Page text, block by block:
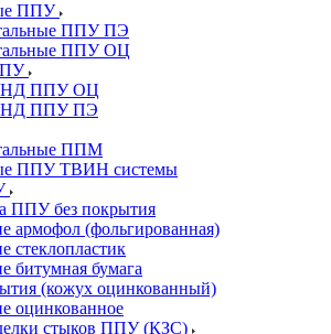
ППУ
ППУ ПЭ
ППУ ОЦ
ППУ ОЦ
ППУ ПЭ
ППМ
ППУ ТВИН системы
ППУ без покрытия
армофол (фольгированная)
стеклопластик
битумная бумага
(кожух оцинкованный)
оцинкованное
стыков ППУ (КЗС)